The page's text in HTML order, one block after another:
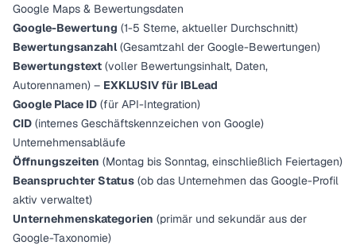
Google Maps & Bewertungsdaten
Google-Bewertung (1-5 Sterne, aktueller Durchschnitt)
Bewertungsanzahl(Gesamtzahl der Google-Bewertungen)
Bewertungstext (voller Bewertungsinhalt, Daten,
Autorennamen) – EXKLUSIV für IBLead
Google Place ID (für API-Integration)
CID (internes Geschäftskennzeichen von Google)
Unternehmensabläufe
Öffnungszeiten (Montag bis Sonntag, einschließlich Feiertagen)
Beanspruchter Status (ob das Unternehmen das Google-Profil
aktiv verwaltet)
Unternehmenskategorien (primär und sekundär aus der
Google-Taxonomie)